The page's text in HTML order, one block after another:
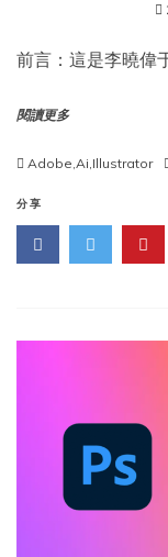
前言：這是李曉偉
閱讀更多
Adobe,Ai,Illustrator
分享